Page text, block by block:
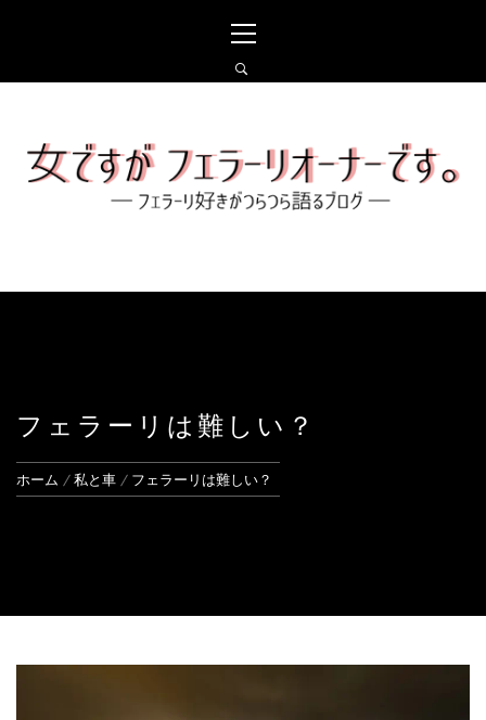
イ
ン
ー
女ですがフェラーリオー
ナーです。
フェラーリは難しい？
ホーム 私と車 フェラーリは難しい？